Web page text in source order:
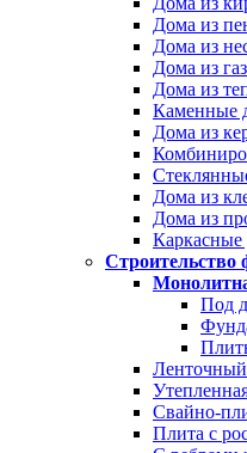
Дома из
Дома из
Дома из
Дома из
Каменные
Дома из
Дома из
Дома из
Каркасные
Строительство
Под
Свайно-
Плита с